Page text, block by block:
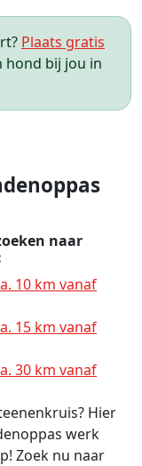
Plaats gratis
hond bij jou in
naar
10 km vanaf
15 km vanaf
30 km vanaf
Hier
werk
Zoek nu naar